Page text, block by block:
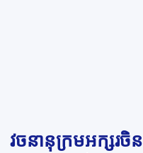
វចនានុក្រមអក្សរចិន